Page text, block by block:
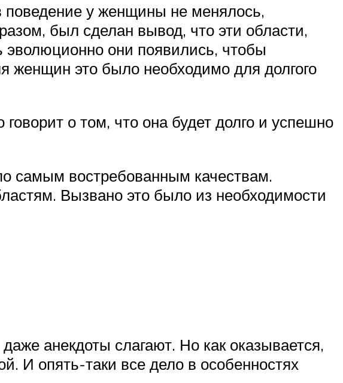
поведение у женщины не менялось,
был сделан вывод, что эти области,
они появились, чтобы
женщин это было необходимо для долгого
о том, что она будет долго и успешно
самым востребованным качествам.
Вызвано это было из необходимости
анекдоты слагают. Но как оказывается,
И опять-таки все дело в особенностях